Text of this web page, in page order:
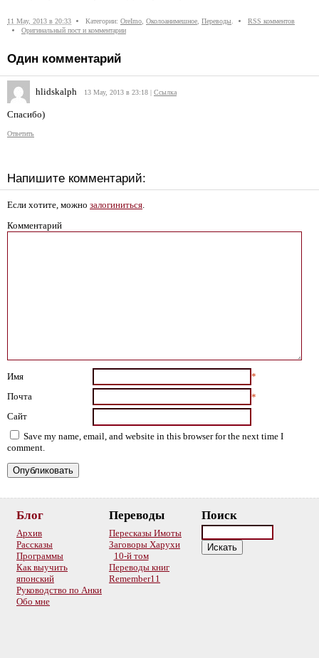
11 May, 2013 в 20:33 Категории: OreImo, Околоанимешное, Переводы.
RSS комментов
Оригинальный пост и комментарии
Один комментарий
hlidskalph 13 May, 2013 в 23:18 | Ссылка
Спасибо)
Ответить
Напишите комментарий:
Если хотите, можно залогиниться.
Комментарий
Имя
*
Почта
*
Сайт
Save my name, email, and website in this browser for the next time I
comment.
Блог
Архив
Рассказы
Программы
Как выучить
японский
Руководство по Анки
Обо мне
Переводы
Пересказы Имоты
Заговоры Харухи
10-й том
Переводы книг
Remember11
Поиск